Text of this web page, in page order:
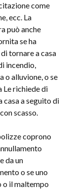
come
ecc. La
può anche
se ha
tornare a casa
incendio,
o alluvione, o se
Le richiede di
casa a seguito di
scasso.
coprono
da un
o se uno
o il maltempo